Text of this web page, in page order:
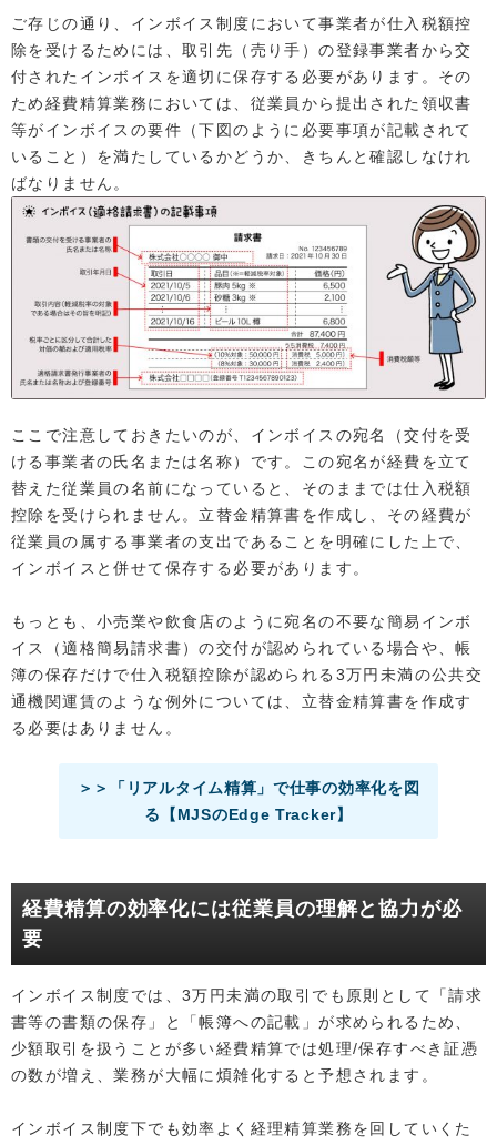
ご存じの通り、インボイス制度において事業者が仕入税額控
除を受けるためには、取引先（売り手）の登録事業者から交
付されたインボイスを適切に保存する必要があります。その
ため経費精算業務においては、従業員から提出された領収書
等がインボイスの要件（下図のように必要事項が記載されて
いること）を満たしているかどうか、きちんと確認しなけれ
ばなりません。
ここで注意しておきたいのが、インボイスの宛名（交付を受
ける事業者の氏名または名称）です。この宛名が経費を立て
替えた従業員の名前になっていると、そのままでは仕入税額
控除を受けられません。立替金精算書を作成し、その経費が
従業員の属する事業者の支出であることを明確にした上で、
インボイスと併せて保存する必要があります。
もっとも、小売業や飲食店のように宛名の不要な簡易インボ
イス（適格簡易請求書）の交付が認められている場合や、帳
簿の保存だけで仕入税額控除が認められる3万円未満の公共交
通機関運賃のような例外については、立替金精算書を作成す
る必要はありません。
＞＞「リアルタイム精算」で仕事の効率化を図
る【MJSのEdge Tracker】
経費精算の効率化には従業員の理解と協力が必
要
インボイス制度では、3万円未満の取引でも原則として「請求
書等の書類の保存」と「帳簿への記載」が求められるため、
少額取引を扱うことが多い経費精算では処理/保存すべき証憑
の数が増え、業務が大幅に煩雑化すると予想されます。
インボイス制度下でも効率よく経理精算業務を回していくた